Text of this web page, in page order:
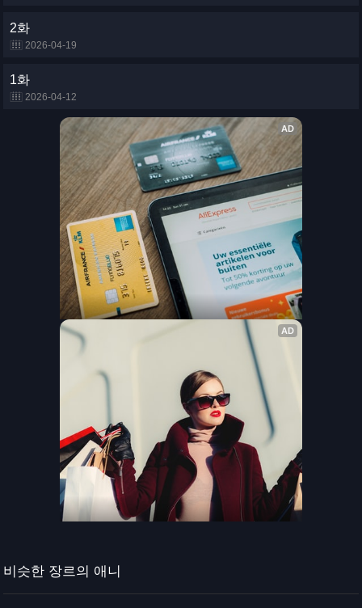
2화
2026-04-19
1화
2026-04-12
비슷한 장르의 애니